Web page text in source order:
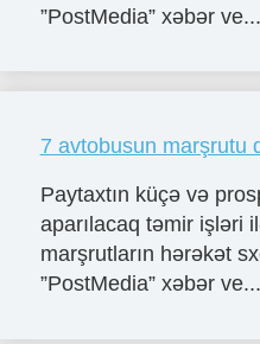
”PostMedia” xəbər ve...
7 avtobusun marşrutu
Paytaxtın küçə və
aparılacaq təmir işləri
marşrutların hərəkət
”PostMedia” xəbər ve...